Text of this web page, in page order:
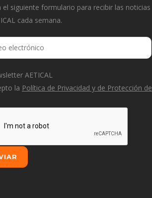
el siguiente formulario para recibir las noticias
cada semana.
AETICAL
la Política de Privacidad y de Protección de